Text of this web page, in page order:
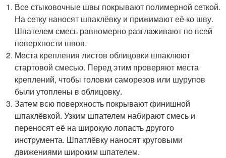
Все стыковочные швы покрывают полимерной сеткой.
На сетку наносят шпаклёвку и прижимают её ко шву.
Шпателем смесь равномерно разглаживают по всей
поверхности швов.
Места крепления листов облицовки шпаклюют
стартовой смесью. Перед этим проверяют места
креплений, чтобы головки саморезов или шурупов
были утоплены в облицовку.
Затем всю поверхность покрывают финишной
шпаклёвкой. Узким шпателем набирают смесь и
переносят её на широкую лопасть другого
инструмента. Шпатлёвку наносят круговыми
движениями широким шпателем.